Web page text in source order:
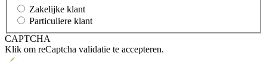
Zakelijke klant
Particuliere klant
CAPTCHA
Klik om reCaptcha validatie te accepteren.